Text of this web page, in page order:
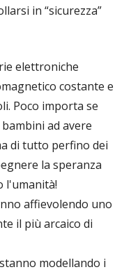
in “sicurezza”
elettroniche
costante e
Poco importa se
ad avere
di tutto perfino dei
la speranza
l'umanità!
affievolendo uno
il più arcaico di
modellando i